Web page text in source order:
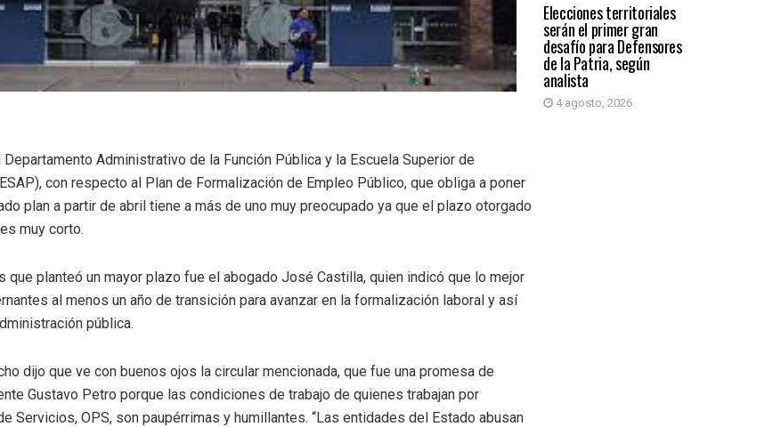
Elecciones territoriales
serán el primer gran
desafío para Defensores
de la Patria, según
analista
4 agosto, 2026
Administrativo de la Función Pública y la Escuela Superior de
con respecto al Plan de Formalización de Empleo Público, que obliga a poner
plan a partir de abril tiene a más de uno muy preocupado ya que el plazo otorgado
muy corto.
que planteó un mayor plazo fue el abogado José Castilla, quien indicó que lo mejor
al menos un año de transición para avanzar en la formalización laboral y así
pública.
dijo que ve con buenos ojos la circular mencionada, que fue una promesa de
Gustavo Petro porque las condiciones de trabajo de quienes trabajan por
Servicios, OPS, son paupérrimas y humillantes. “Las entidades del Estado abusan